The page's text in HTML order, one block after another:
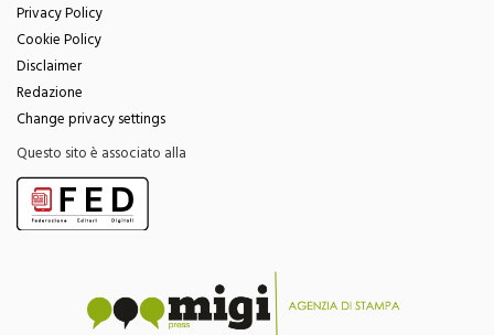
Privacy Policy
Cookie Policy
Disclaimer
Redazione
Change privacy settings
Questo sito è associato alla